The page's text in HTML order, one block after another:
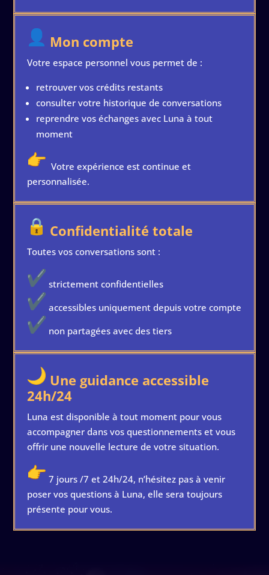
Mon compte
Votre espace personnel vous permet de :
retrouver vos crédits restants
consulter votre historique de conversations
reprendre vos échanges avec Luna à tout
moment
Votre expérience est continue et
personnalisée.
Confidentialité totale
Toutes vos conversations sont :
strictement confidentielles
accessibles uniquement depuis votre compte
non partagées avec des tiers
Une guidance accessible
24h/24
Luna est disponible à tout moment pour vous
accompagner dans vos questionnements et vous
offrir une nouvelle lecture de votre situation.
7 jours /7 et 24h/24, n’hésitez pas à venir
poser vos questions à Luna, elle sera toujours
présente pour vous.